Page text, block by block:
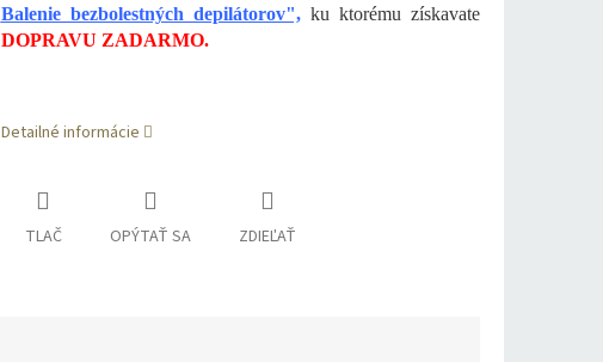
Balenie bezbolestných depilátorov",ku ktorému získavate
DOPRAVU ZADARMO.
Detailné informácie
TLAČ OPÝTAŤ SA ZDIEĽAŤ